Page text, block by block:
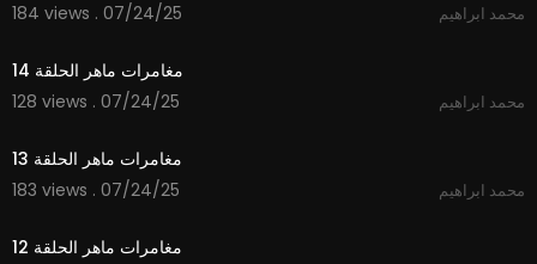
184 views . 07/24/25
محمد ابراهيم
مغامرات ماهر الحلقة 14
128 views . 07/24/25
محمد ابراهيم
مغامرات ماهر الحلقة 13
183 views . 07/24/25
محمد ابراهيم
مغامرات ماهر الحلقة 12